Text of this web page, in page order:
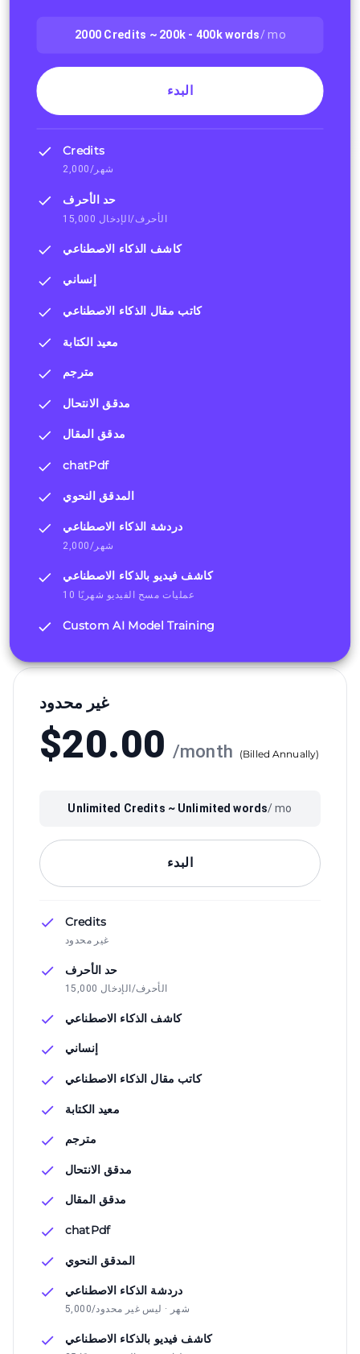
2000 Credits ~ 200k - 400kwords/ mo
البدء
Credits
2,000/شهر
حد الأحرف
15,000 الأحرف/الإدخال
كاشف الذكاء الاصطناعي
إنساني
كاتب مقال الذكاء الاصطناعي
معيد الكتابة
مترجم
مدقق الانتحال
مدقق المقال
chatPdf
المدقق النحوي
دردشة الذكاء الاصطناعي
2,000/شهر
كاشف فيديو بالذكاء الاصطناعي
10 عمليات مسح الفيديو شهريًا
Custom AI Model Training
غير محدود
$20.00 /month (Billed Annually)
Unlimited Credits ~ Unlimited words/ mo
البدء
Credits
غير محدود
حد الأحرف
15,000 الأحرف/الإدخال
كاشف الذكاء الاصطناعي
إنساني
كاتب مقال الذكاء الاصطناعي
معيد الكتابة
مترجم
مدقق الانتحال
مدقق المقال
chatPdf
المدقق النحوي
دردشة الذكاء الاصطناعي
5,000/شهر · ليس غير محدود
كاشف فيديو بالذكاء الاصطناعي